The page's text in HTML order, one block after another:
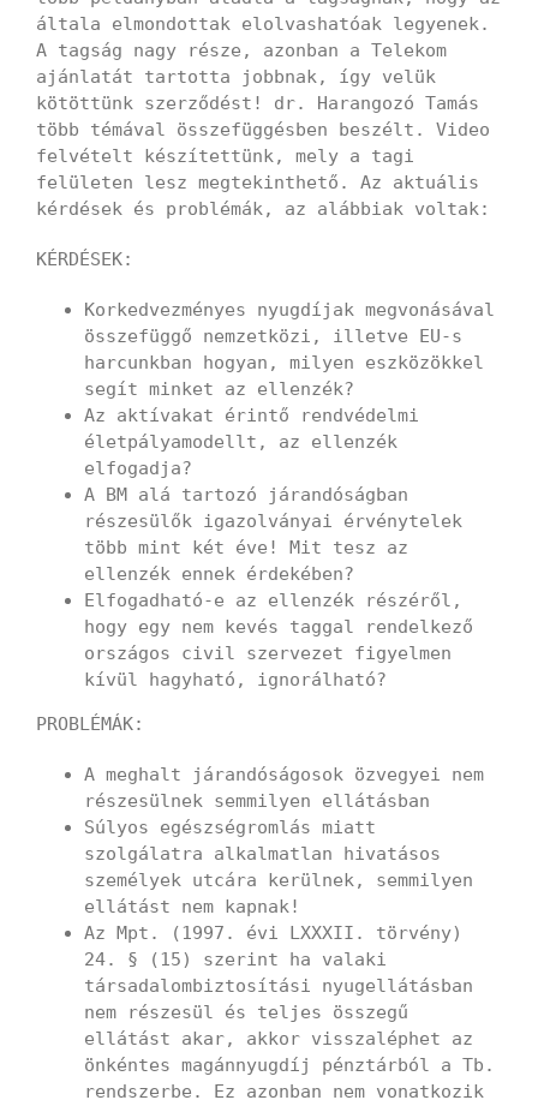
általa elmondottak elolvashatóak legyenek.
A tagság nagy része, azonban a Telekom
ajánlatát tartotta jobbnak, így velük
kötöttünk szerződést! dr. Harangozó Tamás
több témával összefüggésben beszélt. Video
felvételt készítettünk, mely a tagi
felületen lesz megtekinthető. Az aktuális
kérdések és problémák, az alábbiak voltak:
KÉRDÉSEK:
Korkedvezményes nyugdíjak megvonásával
összefüggő nemzetközi, illetve EU-s
harcunkban hogyan, milyen eszközökkel
segít minket az ellenzék?
Az aktívakat érintő rendvédelmi
életpályamodellt, az ellenzék
elfogadja?
A BM alá tartozó járandóságban
részesülők igazolványai érvénytelek
több mint két éve! Mit tesz az
ellenzék ennek érdekében?
Elfogadható-e az ellenzék részéről,
hogy egy nem kevés taggal rendelkező
országos civil szervezet figyelmen
kívül hagyható, ignorálható?
PROBLÉMÁK:
A meghalt járandóságosok özvegyei nem
részesülnek semmilyen ellátásban
Súlyos egészségromlás miatt
szolgálatra alkalmatlan hivatásos
személyek utcára kerülnek, semmilyen
ellátást nem kapnak!
Az Mpt. (1997. évi LXXXII. törvény)
24. § (15) szerint ha valaki
társadalombiztosítási nyugellátásban
nem részesül és teljes összegű
ellátást akar, akkor visszaléphet az
önkéntes magánnyugdíj pénztárból a Tb.
rendszerbe. Ez azonban nem vonatkozik